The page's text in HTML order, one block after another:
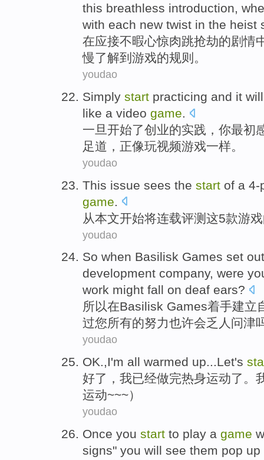
this breathless introduction,
with each new twist in the heist
在应接不暇心惊肉跳抢劫的剧情
慢了解到 游戏的规则 。
youdao
Simply start practicing and it will
like a video game.
一旦 开始了创业的实践 ，你最初
足道 ，正像玩视频游戏一样。
youdao
This issue sees the start of a 4-
game
从本文开始将连载评测这5款游戏
youdao
So when Basilisk Games set
development company, were
work might fall on deaf ears?
所以在Basilisk Games着手建立
过您所有的努力也许会乏人问津
youdao
OK.,I'm all warmed up...Let's
好了 ， 我已经做完热身运动了。
运动~~~）
youdao
Once you start to play a game
signs" you will see them pop up